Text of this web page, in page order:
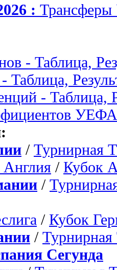
:
- Таблица,
Таблица,
- Таблица,
УЕФА
/ Турнирная
/ Кубок
/
/ Кубок
/ Турнирная
Сегунда